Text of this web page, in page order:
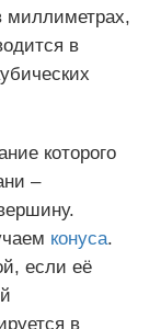
миллиметрах,
в
которого
–
конуса.
если её
в